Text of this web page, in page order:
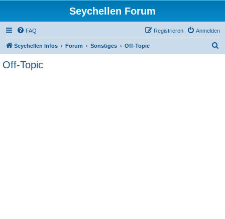
Seychellen Forum
FAQ Anmelden
Registrieren
Seychellen Infos Forum Sonstiges Off-Topic
Off-Topic